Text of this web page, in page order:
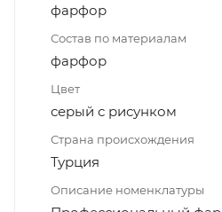
фарфор
Состав по материалам
фарфор
Цвет
серый с рисунком
Страна происхождения
Турция
Описание номенклатуры